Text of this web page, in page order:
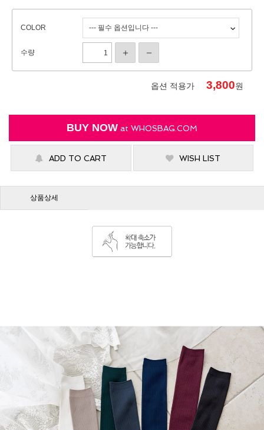
COLOR
수량
옵션 적용가 3,800원
BUY NOW at WHOSBAG.COM
ADD TO CART WISH LIST
상품상세